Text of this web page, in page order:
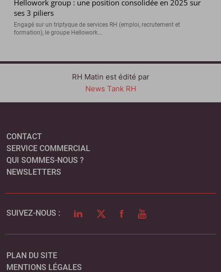
Hellowork group : une position consolidée en 2025 sur
ses 3 piliers
Engagé sur un triptyque de services RH (emploi, recrutement et
formation), le groupe Hellowork...
RH Matin est édité par
News Tank RH
CONTACT
SERVICE COMMERCIAL
QUI SOMMES-NOUS ?
NEWSLETTERS
SUIVEZ-NOUS : LINKEDINTWITTERFACEBOOK
YOUTUBE
PLAN DU SITE
MENTIONS LÉGALES